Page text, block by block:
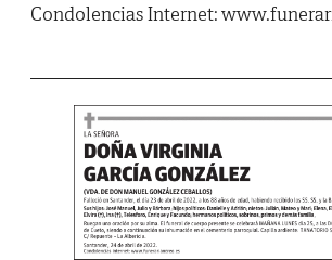
Condolencias Internet: